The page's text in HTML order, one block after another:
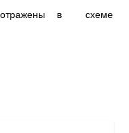
отражены в схеме